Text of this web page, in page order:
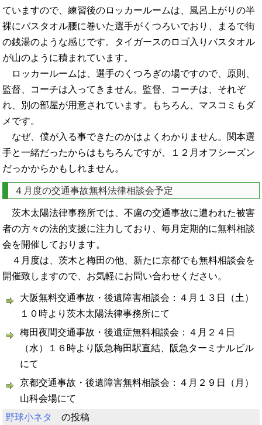
ていますので、練習後のロッカールームは、風呂上がりの半
裸にバスタオル腰に巻いた選手がくつろいでおり、まるで街
の銭湯のような感じです。タイガースのロゴ入りバスタオル
が山のように積まれています。
ロッカールームは、選手のくつろぎの場ですので、原則、
監督、コーチは入ってきません。監督、コーチは、それぞ
れ、別の部屋が用意されています。もちろん、マスコミもダ
メです。
なぜ、僕が入る事できたのかはよくわかりません。関本選
手と一緒だったからはもちろんですが、１２月オフシーズン
だっかからかもしれません。
４月度の交通事故無料法律相談会予定
茨木太陽法律事務所では、不慮の交通事故に遭われた被害
者の方々の法的支援に注力しており、毎月定期的に無料相談
会を開催しております。
４月度は、茨木と梅田の他、新たに京都でも無料相談会を
開催致しますので、お気軽にお問い合わせください。
大阪無料交通事故・後遺障害相談会：４月１３日（土）
１０時より茨木太陽法律事務所にて
梅田夜間交通事故・後遺症無料相談会：４月２４日
（水）１６時より阪急梅田駅直結、阪急ターミナルビル
にて
京都交通事故・後遺障害無料相談会：４月２９日（月）
山科会場にて
野球小ネタ
の投稿